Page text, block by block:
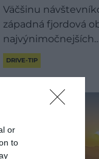
or
to
Väčšinu
západná fjordová
najvýnimočnejších…
DRIVE-TIP